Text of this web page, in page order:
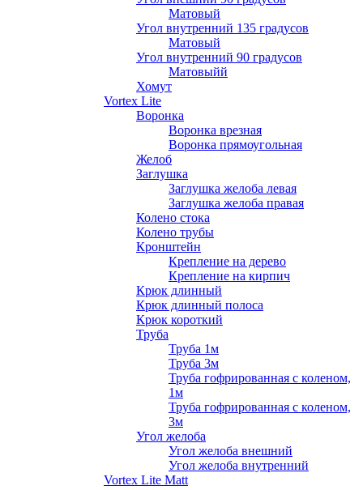
Матовый
Угол внутренний 135 градусов
Матовый
Угол внутренний 90 градусов
Матовыйй
Хомут
Vortex Lite
Воронка
Воронка врезная
Воронка прямоугольная
Желоб
Заглушка
Заглушка желоба левая
Заглушка желоба правая
Колено стока
Колено трубы
Кронштейн
Крепление на дерево
Крепление на кирпич
Крюк длинный
Крюк длинный полоса
Крюк короткий
Труба
Труба 1м
Труба 3м
Труба гофрированная с коленом,
1м
Труба гофрированная с коленом,
3м
Угол желоба
Угол желоба внешний
Угол желоба внутренний
Vortex Lite Matt